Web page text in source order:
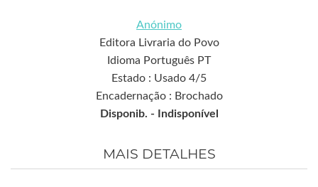
Anónimo
Editora Livraria do Povo
Idioma Português PT
Estado : Usado 4/5
Encadernação : Brochado
Disponib. -
Indisponível
MAIS DETALHES